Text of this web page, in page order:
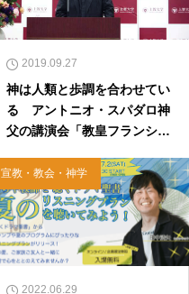
2019.09.27
神は人類と歩調を合わせてい
る アントニオ・スパダロ神
父の講演会「教皇フランシス
宣教・教会・神学
2022.06.29